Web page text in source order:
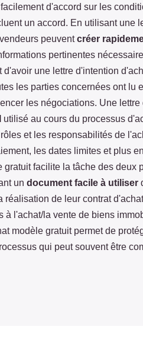
d'accord sur les
un accord. En utilisant une
peuventcréer
pertinentes
d'avoir une lettre d'intention
les parties concernées ont lu
les négociations. Une
utilisé au cours du processus
et les responsabilités de
les dates limites et plus
gratuit facilite la tâche des deux
un document facile à utiliser
réalisation de leur contrat
à l'achat/la vente de biens
modèle gratuit permet de
qui peut souvent être